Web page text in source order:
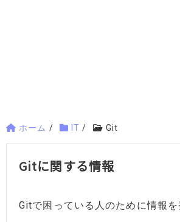
ホーム / IT / Git
Gitに関する情報
Gitで困っている人のために情報を